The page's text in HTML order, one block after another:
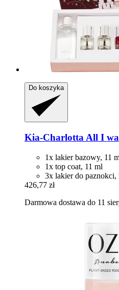
Do koszyka
Kia-Charlotta All I
1x lakier bazowy, 11
1x top coat, 11 ml
3x lakier do paznokci,
426,77 zł
Darmowa dostawa do 11